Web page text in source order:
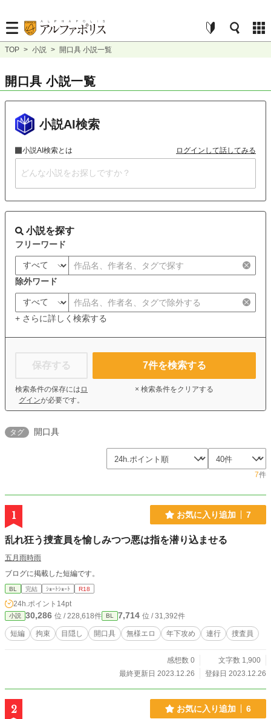
TOP > 小説 > 開口具 小説一覧
開口具 小説一覧
小説AI検索
小説AI検索とは ログインして話してみる
小説を探す
フリーワード
除外ワード
+ さらに詳しく検索する
保存する
検索条件の保存には ロ
グインが必要です。
7件を検索する
× 検索条件をクリアする
タグ 開口具
7件
1 お気に入り追加 7
乱れ狂う捜査員を愉しみつつ悪は指を潜り込ませる
五月雨時雨
ブログに掲載した短編です。
BL 完結 ｼｮｰﾄｼｮｰﾄ R18
24h.ポイント 14pt
小説 30,286 位 / 228,618件 BL 7,714 位 / 31,392件
短編 拘束 目隠し 開口具 無様エロ 年下攻め 連行 捜査員
感想数 0
文字数 1,900
最終更新日 2023.12.26
登録日 2023.12.26
2 お気に入り追加 6